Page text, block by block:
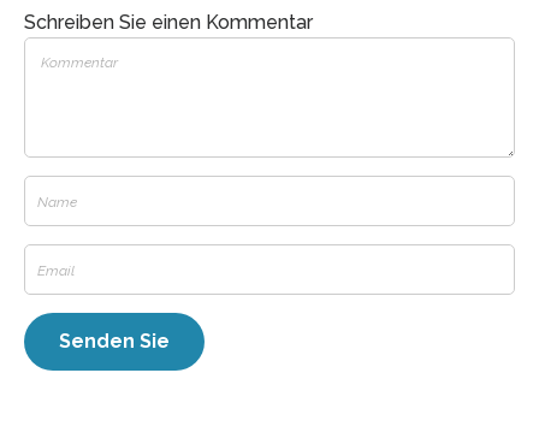
Schreiben Sie einen Kommentar